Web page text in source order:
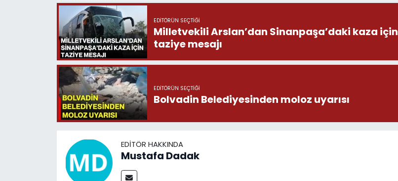
EDITÖRÜN SEÇTIĞI
Milletvekili Arslan’dan Sinanpaşa’daki kaza için
taziye mesajı
EDITÖRÜN SEÇTIĞI
Bolvadin Belediyesinden moloz uyarısı
EDITÖR HAKKINDA
Mustafa Dadak